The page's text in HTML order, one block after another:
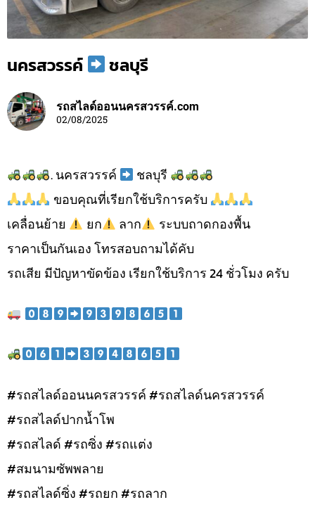
นครสวรรค์ ชลบุรี
รถสไลด์ออนนครสวรรค์.com
02/08/2025
. นครสวรรค์
ชลบุรี
ขอบคุณที่เรียกใช้บริการครับ
เคลื่อนย้าย
ยก ลาก
ระบบถาดกองพื้น
ราคาเป็นกันเอง โทรสอบถามได้คับ
รถเสีย มีปัญหาขัดข้อง เรียกใช้บริการ 24 ชั่วโมง ครับ
#รถสไลด์ออนนครสวรรค์ #รถสไลด์นครสวรรค์
#รถสไลด์ปากน้ำโพ
#รถสไลด์ #รถซิ่ง #รถแต่ง
#สมนามซัพพลาย
#รถสไลด์ซิ่ง #รถยก #รถลาก